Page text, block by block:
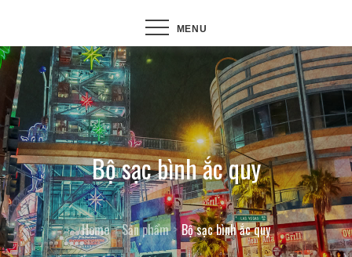
MENU
Bộ sạc bình ắc quy
Home Sản phẩm Bộ sạc bình ắc quy